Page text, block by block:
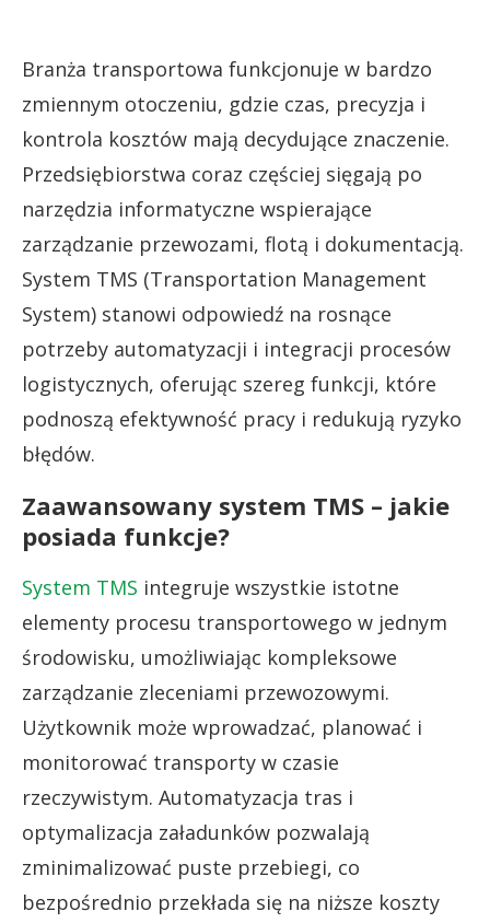
Branża transportowa funkcjonuje w bardzo
zmiennym otoczeniu, gdzie czas, precyzja i
kontrola kosztów mają decydujące znaczenie.
Przedsiębiorstwa coraz częściej sięgają po
narzędzia informatyczne wspierające
zarządzanie przewozami, flotą i dokumentacją.
System TMS (Transportation Management
System) stanowi odpowiedź na rosnące
potrzeby automatyzacji i integracji procesów
logistycznych, oferując szereg funkcji, które
podnoszą efektywność pracy i redukują ryzyko
błędów.
Zaawansowany system TMS – jakie
posiada funkcje?
System TMS integruje wszystkie istotne
elementy procesu transportowego w jednym
środowisku, umożliwiając kompleksowe
zarządzanie zleceniami przewozowymi.
Użytkownik może wprowadzać, planować i
monitorować transporty w czasie
rzeczywistym. Automatyzacja tras i
optymalizacja załadunków pozwalają
zminimalizować puste przebiegi, co
bezpośrednio przekłada się na niższe koszty